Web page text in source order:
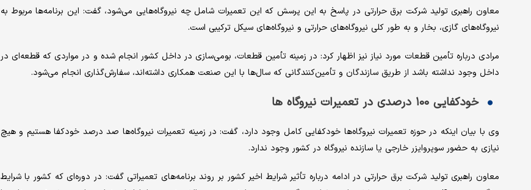
معاون راهبری تولید شرکت برق حرارتی در پاسخ به این پرسش که این تعمیرات شامل چه نیروگاه‌هایی می‌شود، گفت: این برنامه‌ها مربوط به
نیروگاه‌های گازی، بخار و به طور کلی نیروگاه‌های حرارتی و نیروگاه‌های سیکل ترکیبی است.
مرادی درباره تأمین قطعات مورد نیاز نیز اظهار کرد: در زمینه تأمین قطعات، بومی‌سازی در داخل کشور انجام شده و در مواردی که قطعه‌ای در
داخل وجود نداشته باشد از طریق سازندگان و تأمین‌کنندگانی که سال‌ها با این صنعت همکاری داشته‌اند، سفارش‌گذاری انجام می‌شود.
خودکفایی ۱۰۰ درصدی در تعمیرات نیروگاه ها
وی با بیان اینکه در حوزه تعمیرات نیروگاه‌ها خودکفایی کامل وجود دارد، گفت: در زمینه تعمیرات نیروگاه‌ها صد درصد خودکفا هستیم و هیچ
نیازی به حضور سوپروایزر خارجی یا سازنده نیروگاه در کشور وجود ندارد.
معاون راهبری تولید شرکت برق حرارتی در ادامه درباره تأثیر شرایط اخیر کشور بر روند برنامه‌های تعمیراتی گفت: در دوره‌ای که کشور با شرایط